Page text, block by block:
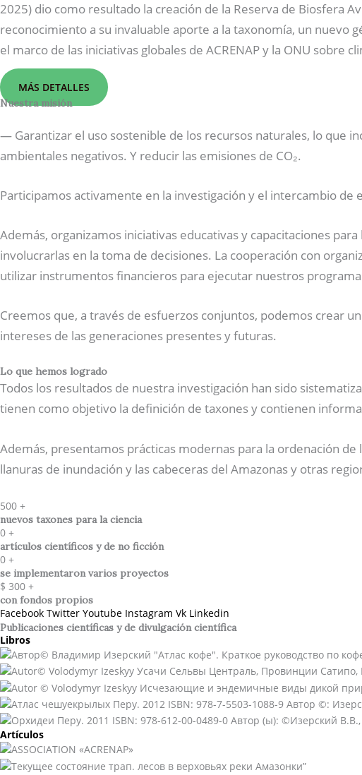
2025) dio como resultado la creación de la Reserva de Biosfera
reconocimiento a su invaluable aporte a la taxonomía, un nuevo
el marco de las iniciativas globales de ACRENAP y la ONU sobre
MÁS DETALLES
Nuestra misión
— Garantizar el uso sostenible de los recursos naturales, lo que
ambientales negativos. Y reducir las emisiones de CO₂.
Participamos activamente en la investigación y el intercambio
Además, organizamos iniciativas educativas y capacitaciones
involucrarlas en la toma de decisiones. La cooperación con
utilizar instrumentos financieros para ejecutar nuestros
Creemos que, a través de esfuerzos conjuntos, podemos crear
intereses de las generaciones presentes y futuras.
Lo que hemos logrado
Todos los resultados de nuestra investigación han sido
tienen como objetivo la definición de taxones y contienen
Además, presentamos prácticas modernas para la ordenación
llanuras de inundación y las cabeceras del Amazonas y otras
500 +
nuevos taxones para la ciencia
0 +
artículos científicos y de no ficción
0 +
se implementaron varios proyectos
$ 300 +
con fondos propios
Facebook Twitter Youtube Instagram Vk Linkedin
Publicaciones científicas y de divulgación científica​
Libros
Artículos